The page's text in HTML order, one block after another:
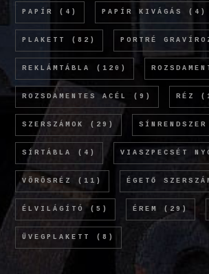
PAPÍR (4) PAPÍR KIVÁGÁS (4)
PLAKETT (82) PORTRÉ
REKLÁMTÁBLA (120)
ROZSDAMENTES ACÉL (9) RÉZ
SZERSZÁMOK (29) SÍNRENDSZER
SÍRTÁBLA (4) VIASZPECSÉT
VÖRÖSRÉZ (11) ÉGETŐ
ÉLVILÁGÍTÓ (5) ÉREM (29)
ÜVEGPLAKETT (8)